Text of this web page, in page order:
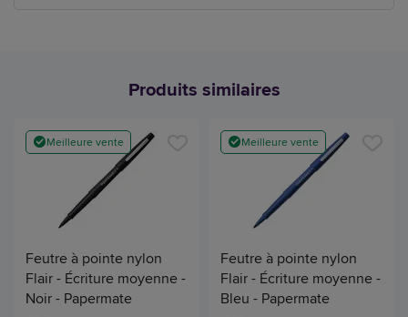
Produits similaires
Meilleure vente
Feutre à pointe nylon
Flair - Écriture moyenne -
Noir - Papermate
Meilleure vente
Feutre à pointe nylon
Flair - Écriture moyenne -
Bleu - Papermate